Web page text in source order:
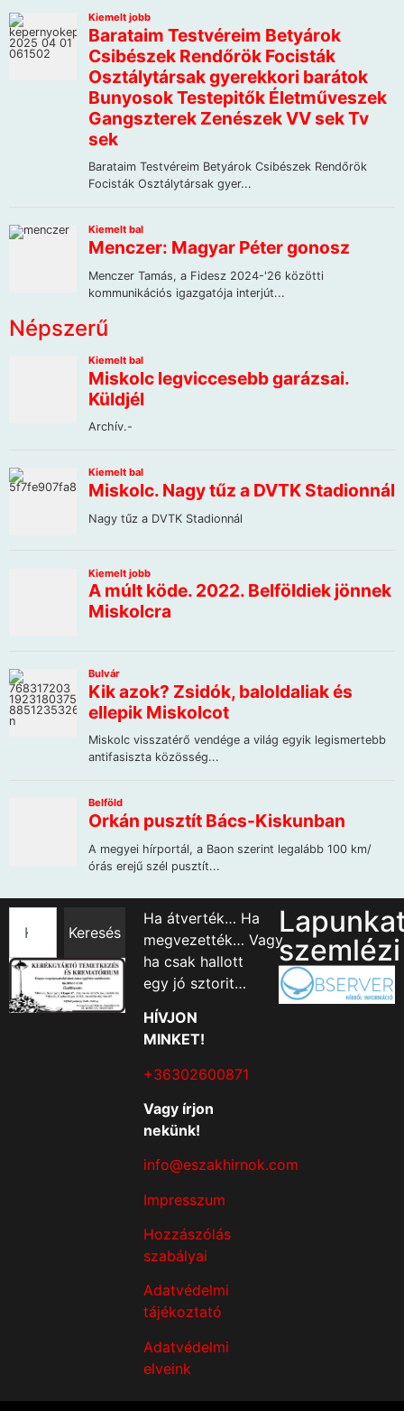
Népszerű
Keresés
Ha átverték… Ha
megvezették… Vagy
ha csak hallott
egy jó sztorit…
HÍVJON
MINKET!
+36302600871
Vagy írjon
nekünk!
info@eszakhirnok.com
Impresszum
Hozzászólás
szabályai
Adatvédelmi
tájékoztató
Adatvédelmi
elveink
szemlézi